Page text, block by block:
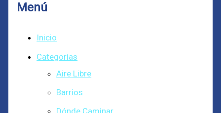
Menú
Inicio
Categorías
Aire Libre
Barrios